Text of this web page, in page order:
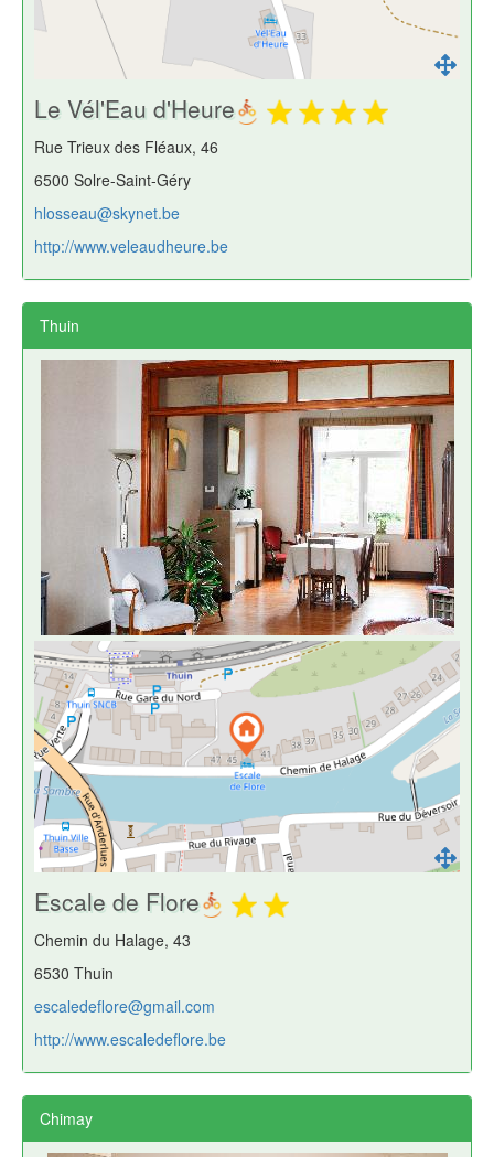
Le Vél'Eau d'Heure
Rue Trieux des Fléaux, 46
6500 Solre-Saint-Géry
hlosseau@skynet.be
http://www.veleaudheure.be
Thuin
Escale de Flore
Chemin du Halage, 43
6530 Thuin
escaledeflore@gmail.com
http://www.escaledeflore.be
Chimay